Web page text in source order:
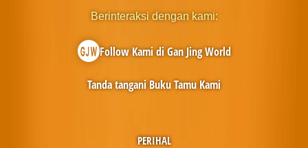
PERIHAL
Berinteraksi dengan kami:
Follow Kami di Gan Jing World
Tanda tangani Buku Tamu Kami